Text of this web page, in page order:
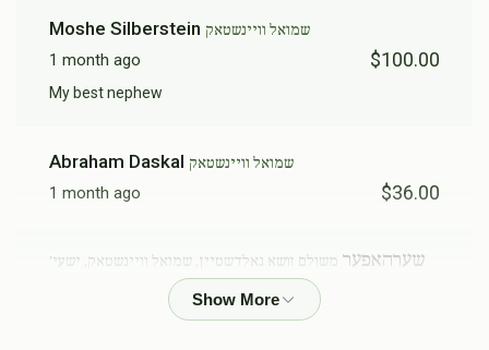
Moshe Silberstein שמואל וויינשטאק
1 month ago $100.00
My best nephew
Abraham Daskal שמואל וויינשטאק
1 month ago $36.00
שערהאפער משולם זושא גאלדשטיין, שמואל וויינשטאק, ישעי'
יוסף בעק, מרדכי לייפער, משה יעקב מרדכי פישער, משה
פעלדמאן , שלמה אלימלך ראאב , ליפא כץ